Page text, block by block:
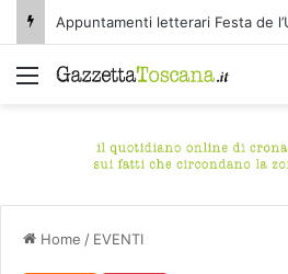
Appuntamenti letterari Festa de
Menu
Home / EVENTI